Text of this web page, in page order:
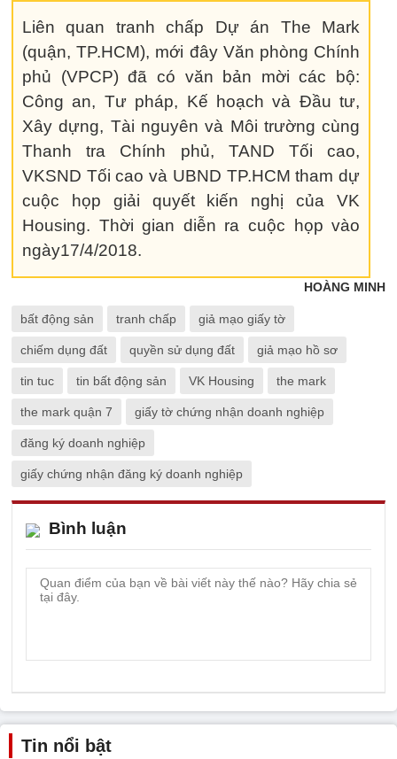
Liên quan tranh chấp Dự án The Mark
(quận, TP.HCM), mới đây Văn phòng Chính
phủ (VPCP) đã có văn bản mời các bộ:
Công an, Tư pháp, Kế hoạch và Đầu tư,
Xây dựng, Tài nguyên và Môi trường cùng
Thanh tra Chính phủ, TAND Tối cao,
VKSND Tối cao và UBND TP.HCM tham dự
cuộc họp giải quyết kiến nghị của VK
Housing. Thời gian diễn ra cuộc họp vào
ngày17/4/2018.
HOÀNG MINH
bất động sản tranh chấp giả mạo giấy tờ
chiếm dụng đất quyền sử dụng đất giả mạo hồ sơ
tin tuc tin bất động sản VK Housing the mark
the mark quận 7 giấy tờ chứng nhận doanh nghiệp
đăng ký doanh nghiệp
giấy chứng nhận đăng ký doanh nghiệp
Bình luận
Tin nổi bật